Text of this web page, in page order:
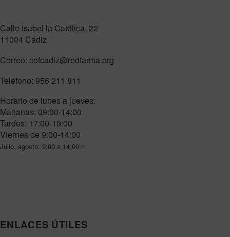
Calle Isabel la Católica, 22
11004 Cádiz
Correo: cofcadiz@redfarma.org
Teléfono: 956 211 811
Horario de lunes a jueves:
Mañanas: 09:00-14:00
Tardes: 17:00-19:00
Viernes de 9:00-14:00
Julio, agosto: 9:00 a 14:00 h
ENLACES ÚTILES